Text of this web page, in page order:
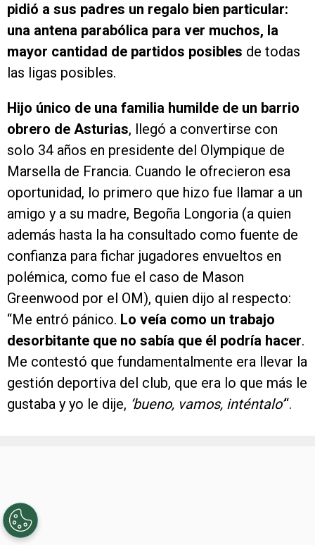
pidió a sus padres un regalo bien particular:
una antena parabólica para ver muchos, la
mayor cantidad de partidos posibles de todas
las ligas posibles.
Hijo único de una familia humilde de un barrio
obrero de Asturias, llegó a convertirse con
solo 34 años en presidente del Olympique de
Marsella de Francia. Cuando le ofrecieron esa
oportunidad, lo primero que hizo fue llamar a un
amigo y a su madre, Begoña Longoria (a quien
además hasta la ha consultado como fuente de
confianza para fichar jugadores envueltos en
polémica, como fue el caso de Mason
Greenwood por el OM), quien dijo al respecto:
“Me entró pánico. Lo veía como un trabajo
desorbitante que no sabía que él podría hacer.
Me contestó que fundamentalmente era llevar la
gestión deportiva del club, que era lo que más le
gustaba y yo le dije, ‘bueno, vamos, inténtalo’“.